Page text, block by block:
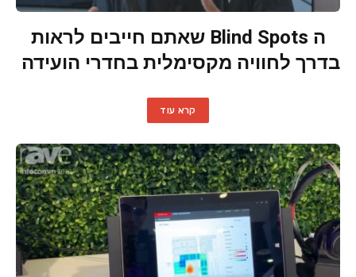
ה Blind Spots שאתם חייבים לראות
בדרך לחוויה מקסימלית בחדרי הועידה
קרא עוד